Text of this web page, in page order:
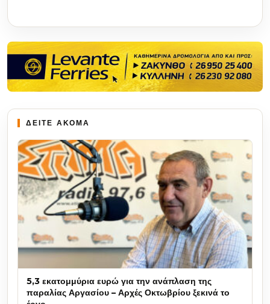
ΔΕΙΤΕ ΑΚΟΜΑ
5,3 εκατομμύρια ευρώ για την ανάπλαση της
παραλίας Αργασίου – Αρχές Οκτωβρίου ξεκινά το